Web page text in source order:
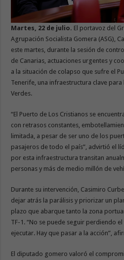
Martes, 22 de julio. El portavoz del
Agrupación Socialista Gomera (ASG),
este martes, durante la sesión de
de Canarias, actuaciones urgentes y
a la situación de colapso que sufre el
Tenerife, una infraestructura clave
Verdes.
“El Puerto de Los Cristianos se
con retrasos constantes,
limitada, a pesar de ser uno de los
pasajeros de todo el país”, advirtió el
por esta infraestructura transitan
personas y más de medio millón de
Durante su intervención, Casimiro
dejar atrás la parálisis y priorizar un
plazo que abarque tanto la zona
TF-1. “No se puede seguir perdiendo
ejecutar. Hay que pasar a la acción”,
El diputado gomero valoró el